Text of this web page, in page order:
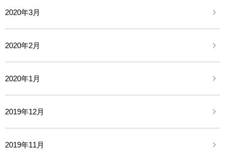
2020年3月
2020年2月
2020年1月
2019年12月
2019年11月